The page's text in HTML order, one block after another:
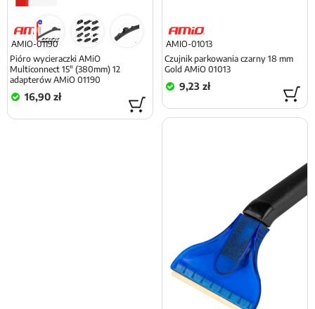
AMIO-01190
Pióro wycieraczki AMiO
Multiconnect 15" (380mm) 12
adapterów AMiO 01190
16,90 zł
AMIO-01013
Czujnik parkowania czarny 18 mm
Gold AMiO 01013
9,23 zł